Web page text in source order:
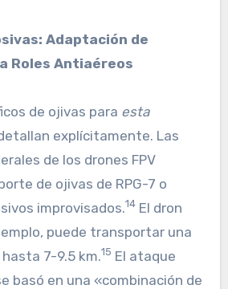
Adaptación de
Roles Antiaéreos
de ojivas para esta
explícitamente. Las
de los drones FPV
de ojivas de RPG-7 o
improvisados.14El dron
puede transportar una
7-9.5 km.15 El ataque
basó en una «combinación de